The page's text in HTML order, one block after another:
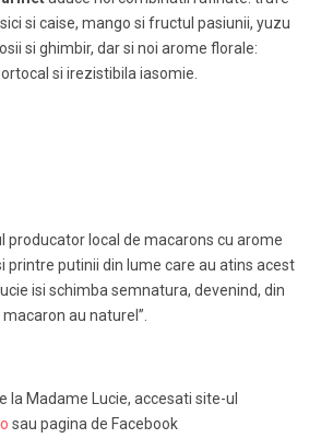
si caise, mango si fructul pasiunii, yuzu
si ghimbir, dar si noi arome florale:
si irezistibila iasomie.
producator local de macarons cu arome
printre putinii din lume care au atins acest
isi schimba semnatura, devenind, din
au naturel”.
la Madame Lucie, accesati site-ul
sau pagina de Facebook